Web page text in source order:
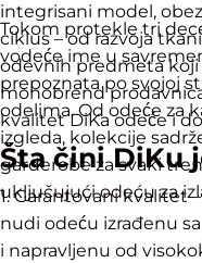
integrisani model,
ciklus – od razvoja
odevnih predmeta
monobrend
kvalitet DiKa odeće i
Tokom protekle tri
vodeće ime u
prepoznata po svojoj
odelima. Od odeće za
izgleda, kolekcije
garderobe za svaki
uključujući odeću za
Šta čini DiKu
1. Garantovani kvalitet
nudi odeću izrađenu
i napravljenu od